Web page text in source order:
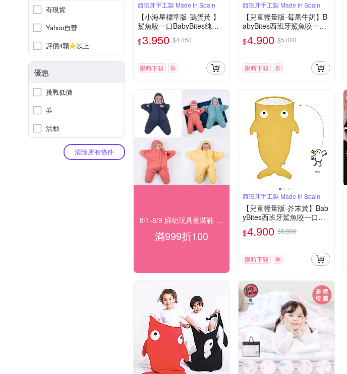
有現貨
Yahoo自營
評價4顆
以上
優惠
挑戰低價
券
活動
清除所有條件
西班牙手工製 Made In Spain
【小海星標準版-鵝蛋黃 】
鯊魚咬一口BabyBites純棉
嬰幼兒睡袋
$3,950 $4,050
限時下殺 券
西班牙手工製 Made In Spain
【兒童輕量版-莓果牛奶】B
abyBites西班牙鯊魚咬一口
多功能睡袋
$4,900 $5,000
限時下殺 券
8/1-8/9 婦幼玩具童裝鞋 指定品滿999折100
滿999折100
西班牙手工製 Made In Spain
【兒童輕量版-芥末黃】Bab
yBites西班牙鯊魚咬一口多
功能睡袋
$4,900 $5,000
限時下殺 券